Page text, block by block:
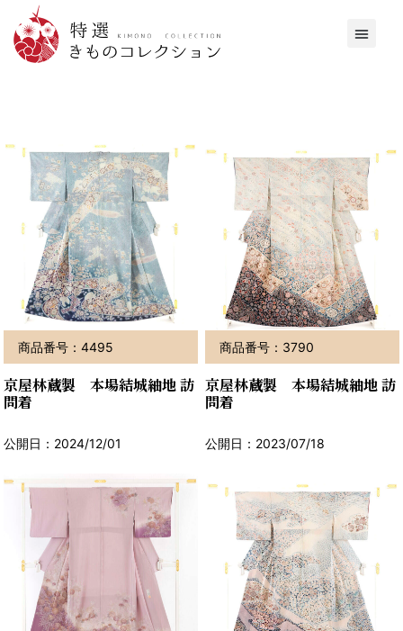
商品番号：4495
京屋林蔵製 本場結城紬地 訪
問着
公開日：2024/12/01
商品番号：3790
京屋林蔵製 本場結城紬地 訪
問着
公開日：2023/07/18